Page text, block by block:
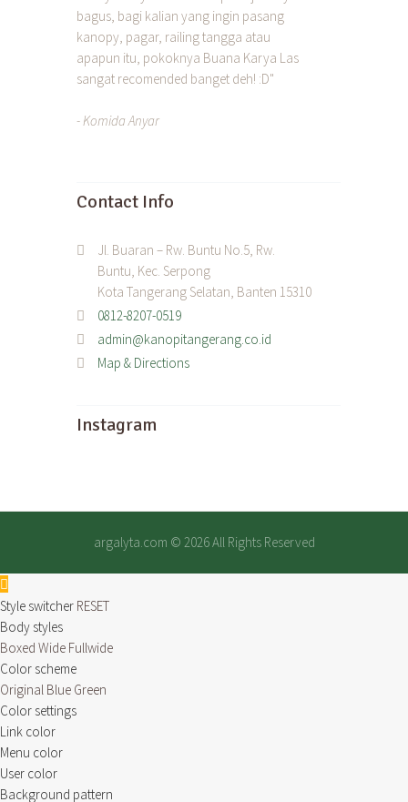
bagus, bagi kalian yang ingin pasang
kanopy, pagar, railing tangga atau
apapun itu, pokoknya Buana Karya Las
sangat recomended banget deh! :D"
- Komida Anyar
Contact Info
Jl. Buaran – Rw. Buntu No.5, Rw.
Buntu, Kec. Serpong
Kota Tangerang Selatan, Banten 15310
0812-8207-0519
admin@kanopitangerang.co.id
Map & Directions
Instagram
argalyta.com © 2026 All Rights Reserved
Style switcher RESET
Body styles
Boxed Wide Fullwide
Color scheme
Original Blue Green
Color settings
Link color
Menu color
User color
Background pattern